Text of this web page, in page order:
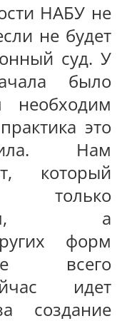
НАБУ не
не будет
суд. У
было
необходим
это
Нам
который
а
форм
всего
идет
создание